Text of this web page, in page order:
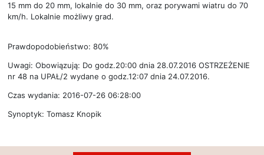
15 mm do 20 mm, lokalnie do 30 mm, oraz porywami wiatru do 70
km/h. Lokalnie możliwy grad.
Prawdopodobieństwo: 80%
Uwagi: Obowiązują: Do godz.20:00 dnia 28.07.2016 OSTRZEŻENIE
nr 48 na UPAŁ/2 wydane o godz.12:07 dnia 24.07.2016.
Czas wydania: 2016-07-26 06:28:00
Synoptyk: Tomasz Knopik